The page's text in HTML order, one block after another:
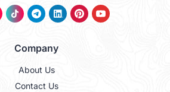
Company
About Us
Contact Us